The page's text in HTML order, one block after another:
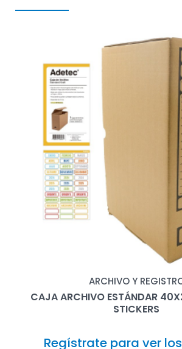
ARCHIVO Y
CAJA ARCHIVO ESTÁNDAR
STICKERS
Regístrate para ver